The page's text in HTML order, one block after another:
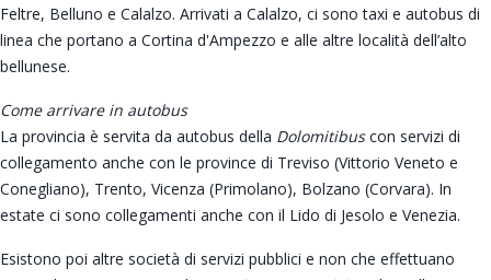
Feltre, Belluno e Calalzo. Arrivati a Calalzo, ci sono taxi e autobus di
linea che portano a Cortina d'Ampezzo e alle altre località dell’alto
bellunese.
Come arrivare in autobus
La provincia è servita da autobus della Dolomitibuscon servizi di
collegamento anche con le province di Treviso (Vittorio Veneto e
Conegliano), Trento, Vicenza (Primolano), Bolzano (Corvara). In
estate ci sono collegamenti anche con il Lido di Jesolo e Venezia.
Esistono poi altre società di servizi pubblici e non che effettuano